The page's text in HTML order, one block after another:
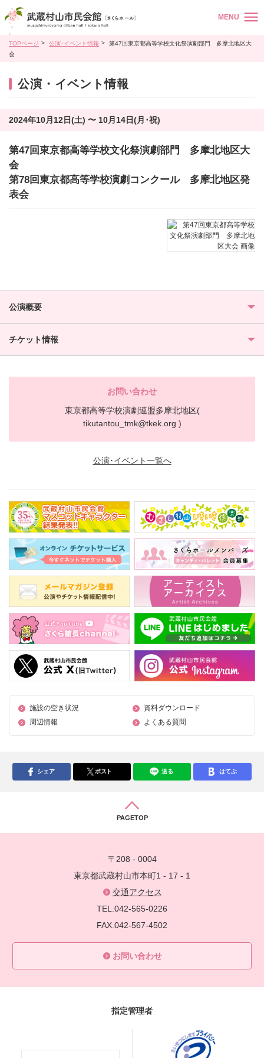
MENU
TOPページ 公演･イベント情報
第47回東京都高等学校文化祭演劇部門 多摩北地区大
会
公演・イベント情報
2024年10月12日(土) 〜 10月14日(月･祝)
第47回東京都高等学校文化祭演劇部門 多摩北地区大
会
第78回東京都高等学校演劇コンクール 多摩北地区発
表会
公演概要
チケット情報
お問い合わせ
東京都高等学校演劇連盟多摩北地区(
tikutantou_tmk@tkek.org )
公演･イベント一覧へ
施設の空き状況
資料ダウンロード
周辺情報
よくある質問
シェア ポスト 送る はてぶ
PAGETOP
〒208 - 0004
東京都武蔵村山市本町1 - 17 - 1
交通アクセス
TEL.042-565-0226
FAX.042-567-4502
お問い合わせ
指定管理者